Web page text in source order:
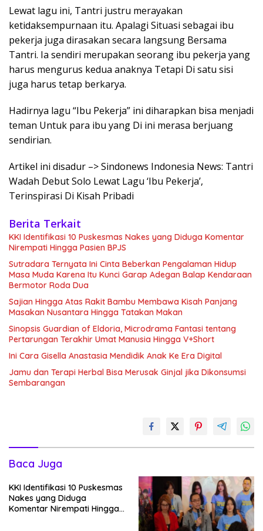
Lewat lagu ini, Tantri justru merayakan
ketidaksempurnaan itu. Apalagi Situasi sebagai ibu
pekerja juga dirasakan secara langsung Bersama
Tantri. Ia sendiri merupakan seorang ibu pekerja yang
harus mengurus kedua anaknya Tetapi Di satu sisi
juga harus tetap berkarya.
Hadirnya lagu “Ibu Pekerja” ini diharapkan bisa menjadi
teman Untuk para ibu yang Di ini merasa berjuang
sendirian.
Artikel ini disadur –> Sindonews Indonesia News: Tantri
Wadah Debut Solo Lewat Lagu ‘Ibu Pekerja’,
Terinspirasi Di Kisah Pribadi
Berita Terkait
KKI Identifikasi 10 Puskesmas Nakes yang Diduga Komentar
Nirempati Hingga Pasien BPJS
Sutradara Ternyata Ini Cinta Beberkan Pengalaman Hidup
Masa Muda Karena Itu Kunci Garap Adegan Balap Kendaraan
Bermotor Roda Dua
Sajian Hingga Atas Rakit Bambu Membawa Kisah Panjang
Masakan Nusantara Hingga Tatakan Makan
Sinopsis Guardian of Eldoria, Microdrama Fantasi tentang
Pertarungan Terakhir Umat Manusia Hingga V+Short
Ini Cara Gisella Anastasia Mendidik Anak Ke Era Digital
Jamu dan Terapi Herbal Bisa Merusak Ginjal jika Dikonsumsi
Sembarangan
Baca Juga
KKI Identifikasi 10 Puskesmas
Nakes yang Diduga
Komentar Nirempati Hingga